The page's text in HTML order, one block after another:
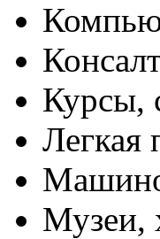
Курсы,
Легкая
Музеи,